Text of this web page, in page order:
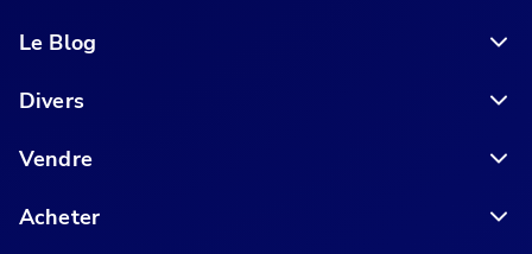
Le Blog
Divers
Vendre
Acheter